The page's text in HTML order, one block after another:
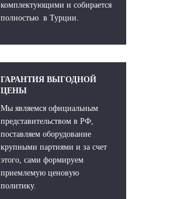
комплектующими и собирается
полностью в Турции.
ГАРАНТИЯ ВЫГОДНОЙ
ЦЕНЫ
Мы являемся официальным
представительством в РФ,
поставляем оборудование
крупными партиями и за счет
этого, сами формируем
приемлемую ценовую
политику.